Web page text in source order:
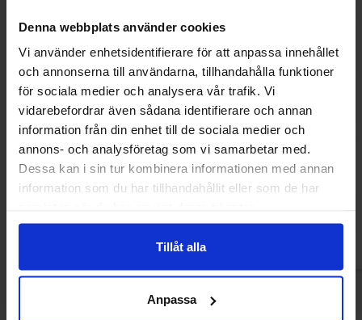
Denna webbplats använder cookies
Vi använder enhetsidentifierare för att anpassa innehållet
och annonserna till användarna, tillhandahålla funktioner
för sociala medier och analysera vår trafik. Vi
vidarebefordrar även sådana identifierare och annan
information från din enhet till de sociala medier och
annons- och analysföretag som vi samarbetar med.
Dessa kan i sin tur kombinera informationen med annan
information som du har tillhandahållit eller som de har
Tillåt alla
Anpassa
Haribo Happamat Kultakarhut 70g
1.28 EUR
Haribo Happy
2.99 EUR